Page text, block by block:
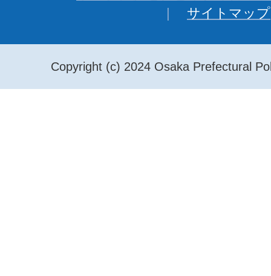
サイトマップ
Copyright (c) 2024 Osaka Prefectural